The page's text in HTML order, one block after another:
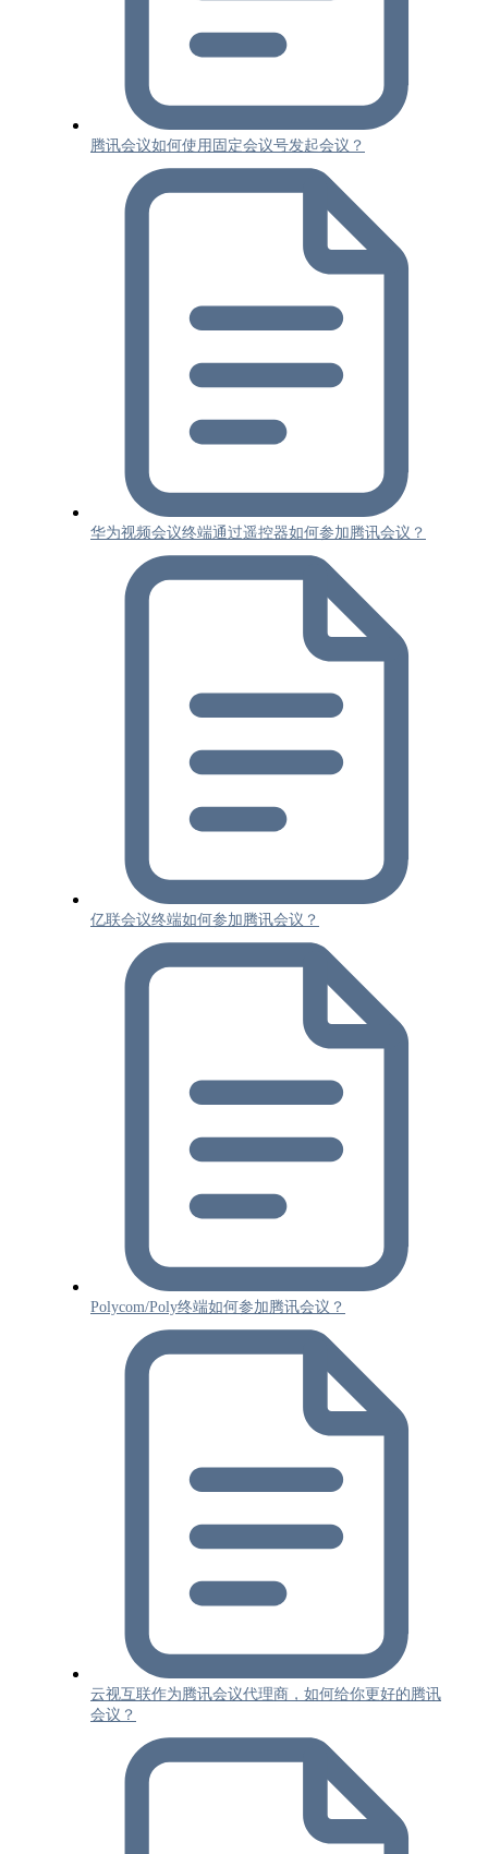
腾讯会议如何使用固定会议号发起会议？
华为视频会议终端通过遥控器如何参加腾讯会议？
亿联会议终端如何参加腾讯会议？
Polycom/Poly终端如何参加腾讯会议？
云视互联作为腾讯会议代理商，如何给你更好的腾讯
会议？